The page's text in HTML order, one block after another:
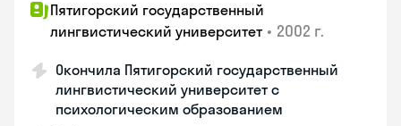
Пятигорский государственный
лингвистический университет • 2002 г.
Окончила Пятигорский государственный
лингвистический университет с
психологическим образованием